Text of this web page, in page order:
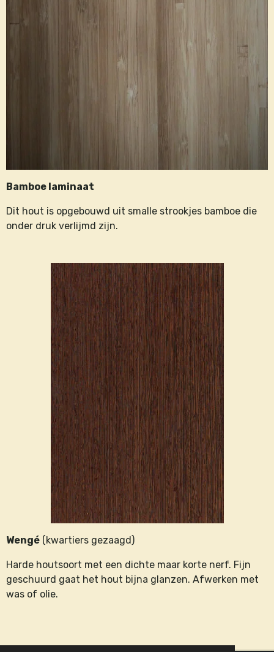
Bamboe laminaat
Dit hout is opgebouwd uit smalle strookjes bamboe die
onder druk verlijmd zijn.
Wengé (kwartiers gezaagd)
Harde houtsoort met een dichte maar korte nerf. Fijn
geschuurd gaat het hout bijna glanzen. Afwerken met
was of olie.